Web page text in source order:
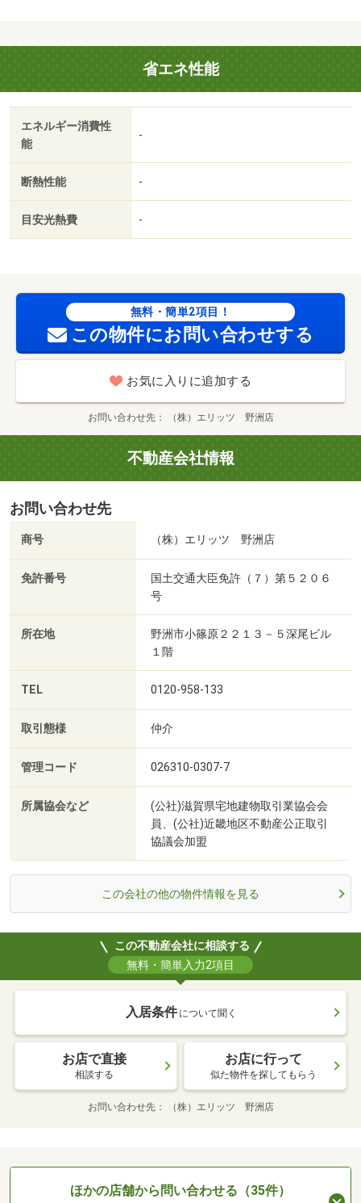
会費 3300円
省エネ性能
エネルギー消費性
能
-
断熱性能 -
目安光熱費 -
無料・簡単2項目！
この物件にお問い合わせする
お気に入りに追加する
お問い合わせ先 （株）エリッツ 野洲店
不動産会社情報
お問い合わせ先
商号 （株）エリッツ 野洲店
免許番号
国土交通大臣免許（７）第５２０６
号
所在地
野洲市小篠原２２１３－５深尾ビル
１階
TEL 0120-958-133
取引態様 仲介
管理コード 026310-0307-7
所属協会など
(公社)滋賀県宅地建物取引業協会会
員、(公社)近畿地区不動産公正取引
協議会加盟
この会社の他の物件情報を見る
この不動産会社に相談する
無料・簡単入力2項目
入居条件 について聞く
お店で直接
相談する
お店に行って
似た物件を探してもらう
お問い合わせ先 （株）エリッツ 野洲店
ほかの店舗から問い合わせる（35件）